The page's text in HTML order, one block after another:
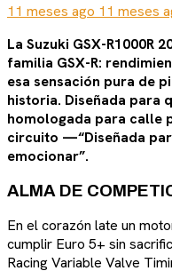
11 meses ago 11 meses
La Suzuki GSX-R1000R
familia GSX-R:
esa sensación pura de
historia. Diseñada para
homologada para calle
circuito —“Diseñada
emocionar”.
ALMA DE
En el corazón late un
cumplir Euro 5+ sin
Racing Variable Valve